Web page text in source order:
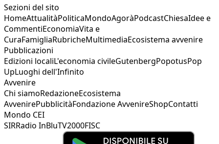
Sezioni del sito
HomeAttualitàPoliticaMondoAgoràPodcastChiesaIdee e
CommentiEconomiaVita e
CuraFamigliaRubricheMultimediaEcosistema avvenire
Pubblicazioni
Edizioni localiL'economia civileGutenbergPopotusPop
UpLuoghi dell'Infinito
Avvenire
Chi siamoRedazioneEcosistema
AvvenirePubblicitàFondazione AvvenireShopContatti
Mondo CEI
SIRRadio InBluTV2000FISC